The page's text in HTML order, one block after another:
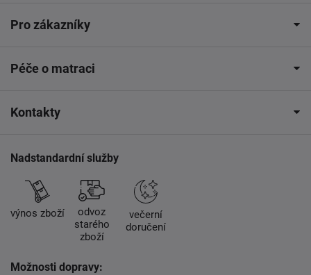
Pro zákazníky
Péče o matraci
Kontakty
Nadstandardní služby
výnos zboží
odvoz
starého
zboží
večerní
doručení
Možnosti dopravy: